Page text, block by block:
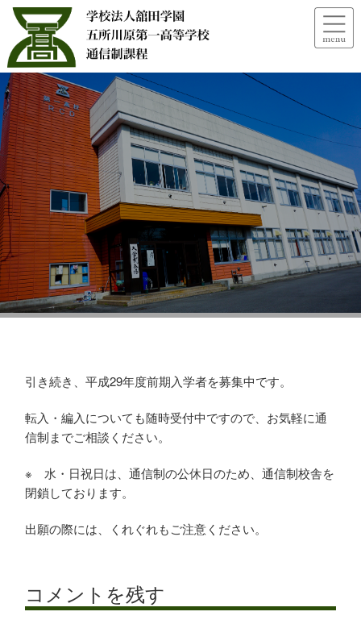
平成29年度前期入学者引き続
き募集中です
引き続き、平成29年度前期入学者を募集中です。
転入・編入についても随時受付中ですので、お気軽に通
信制までご相談ください。
※ 水・日祝日は、通信制の公休日のため、通信制校舎を
閉鎖しております。
出願の際には、くれぐれもご注意ください。
コメントを残す